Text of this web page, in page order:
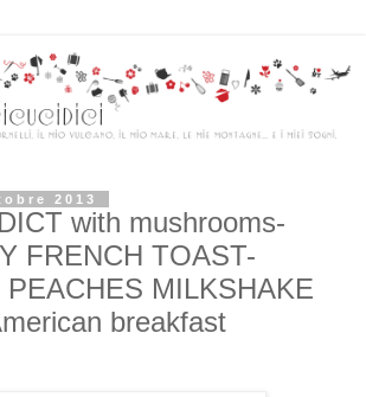
2013
with mushrooms-
FRENCH TOAST-
MILKSHAKE
breakfast